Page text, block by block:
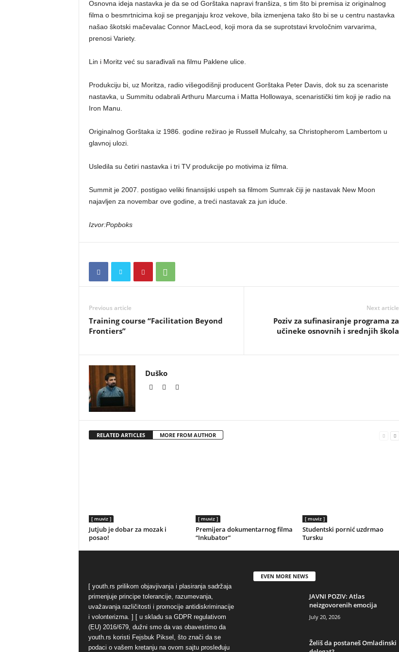
Osnovna ideja nastavka je da se od Gorštaka napravi franšiza, s tim što bi premisa iz originalnog
filma o besmrtnicima koji se preganjaju kroz vekove, bila izmenjena tako što bi se u centru nastavka
našao škotski mačevalac Connor MacLeod, koji mora da se suprotstavi krvoločnim varvarima,
prenosi Variety.
Lin i Moritz već su sarađivali na filmu Paklene ulice.
Produkciju bi, uz Moritza, radio višegodišnji producent Gorštaka Peter Davis, dok su za scenariste
nastavka, u Summitu odabrali Arthuru Marcuma i Matta Hollowaya, scenaristički tim koji je radio na
Iron Manu.
Originalnog Gorštaka iz 1986. godine režirao je Russell Mulcahy, sa Christopherom Lambertom u
glavnoj ulozi.
Usledila su četiri nastavka i tri TV produkcije po motivima iz filma.
Summit je 2007. postigao veliki finansijski uspeh sa filmom Sumrak čiji je nastavak New Moon
najavljen za novembar ove godine, a treći nastavak za jun iduće.
Izvor:Popboks
Previous article
Training course “Facilitation Beyond
Frontiers”
Next article
Poziv za sufinasiranje programa za
učineke osnovnih i srednjih škola
Duško
RELATED ARTICLES MORE FROM AUTHOR
[ muviz ]
Jutjub je dobar za mozak i
posao!
[ muviz ]
Premijera dokumentarnog filma
“Inkubator”
[ muviz ]
Studentski pornić uzdrmao
Tursku
[ youth.rs prilikom objavjivanja i plasiranja sadržaja
primenjuje principe tolerancije, razumevanja,
uvažavanja različitosti i promocije antidiskriminacije
i volonterizma. ] [ u skladu sa GDPR regulativom
(EU) 2016/679, dužni smo da vas obavestimo da
youth.rs koristi Fejsbuk Piksel, što znači da se
podaci o vašem kretanju na ovom sajtu prosleđuju
EVEN MORE NEWS
JAVNI POZIV: Atlas
neizgovorenih emocija
July 20, 2026
Želiš da postaneš Omladinski